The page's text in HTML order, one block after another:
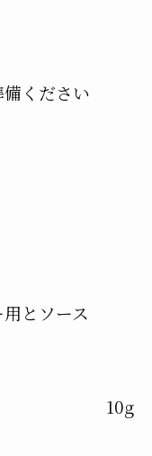
備ください
とソース
10g